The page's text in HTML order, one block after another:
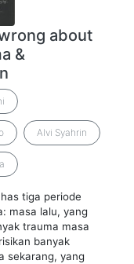
about
&
Alvi Syahrin
tiga periode
masa lalu, yang
trauma masa
banyak
sekarang, yang